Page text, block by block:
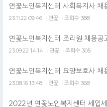
연꽃노인복지센터 사회복지사 채
23.11.22 09:46 연꽃 조회수 388
연꽃노인복지센터 조리원 채용공
23.09.22 14:14 연꽃 조회수 305
연꽃노인복지센터 요양보호사 채
23.08.16 13:48 연꽃 조회수 368
2022년 연꽃노인복지센터 세입